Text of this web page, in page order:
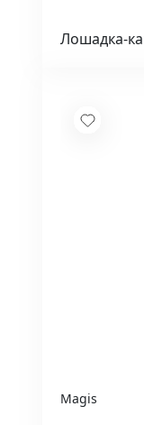
Лошадка-
Magis